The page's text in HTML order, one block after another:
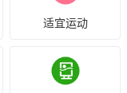
适宜运动